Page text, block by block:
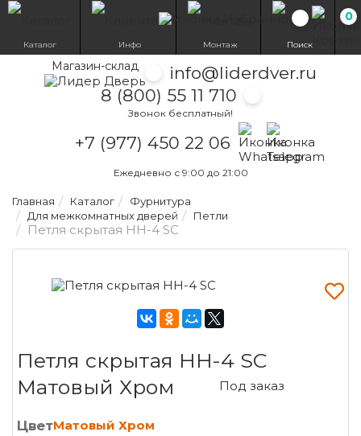
Магазин-склад
info@liderdver.ru
8 (800) 55 11 710
Звонок бесплатный!
+7 (977) 450 22 06
Написать на
Написать на
Ежедневно с 9:00 до 21:00
0
Каталог Инфо Монтаж Поиск
Главная Каталог
Фурнитура
Для межкомнатных дверей
Петли
Петля скрытая HH-4 SC
Петля скрытая HH-4 SC
Матовый Хром
Под заказ
ЦветМатовый Хром